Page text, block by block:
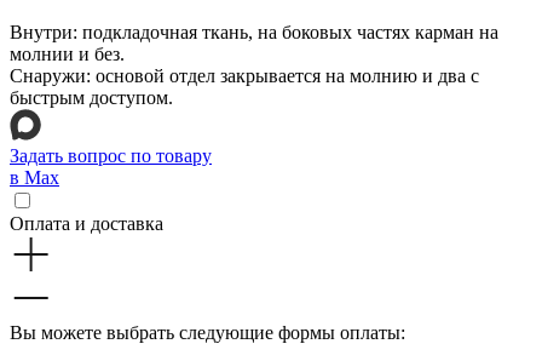
Внутри: подкладочная ткань, на боковых частях карман на
молнии и без.
Снаружи: основой отдел закрывается на молнию и два с
быстрым доступом.
Задать вопрос по товару
в Max
Оплата и доставка
Вы можете выбрать следующие формы оплаты: